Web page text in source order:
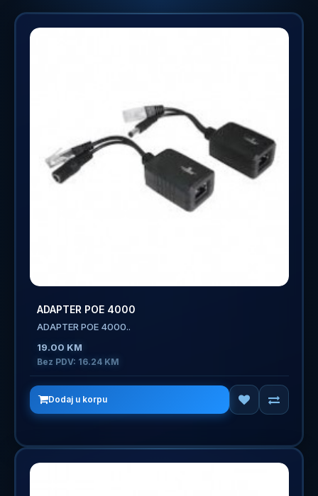
ADAPTER POE 4000
ADAPTER POE 4000..
19.00 KM
Bez PDV: 16.24 KM
Dodaj u korpu